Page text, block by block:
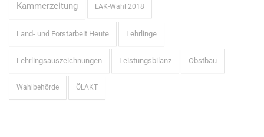
Kammerzeitung LAK-Wahl 2018
Land- und Forstarbeit Heute Lehrlinge
Lehrlingsauszeichnungen Leistungsbilanz Obstbau
Wahlbehörde ÖLAKT